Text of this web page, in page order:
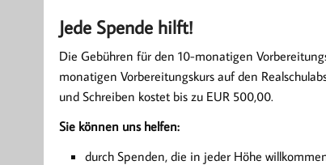
Jede Spende hilft!
Die Gebühren für den 10-monatigen
monatigen Vorbereitungskurs auf den
und Schreiben kostet bis zu EUR 500,00.
Sie können uns helfen:
durch Spenden, die in jeder Höhe